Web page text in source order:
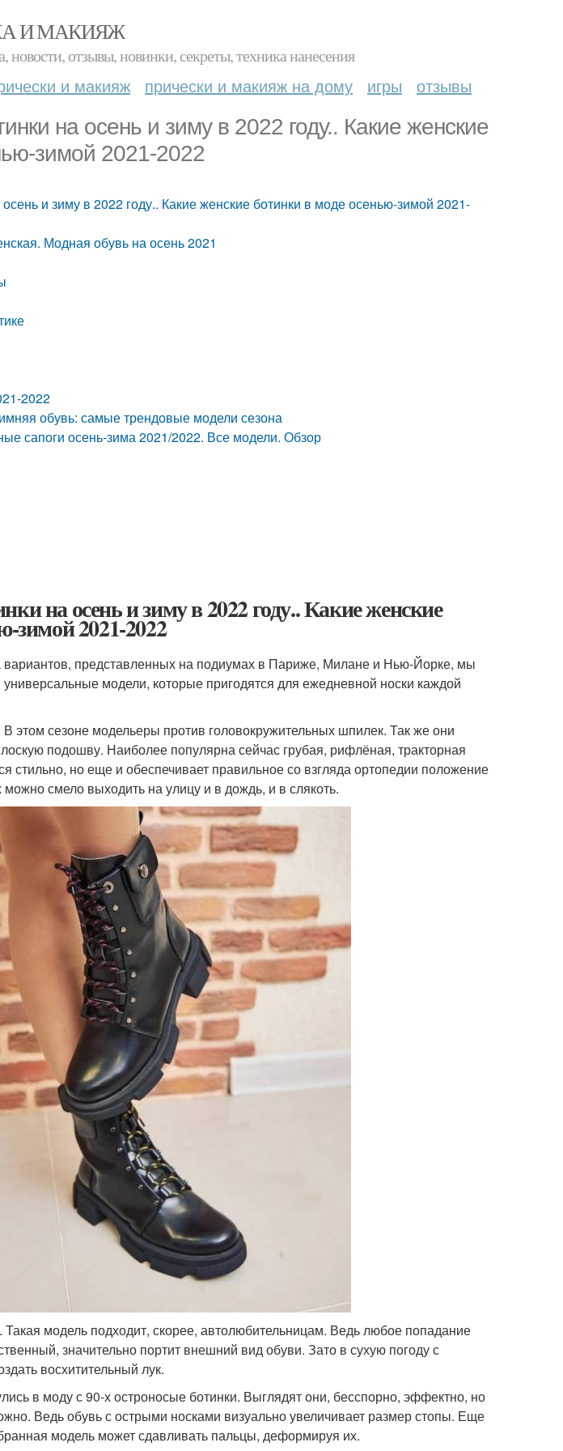
И МАКИЯЖ
отзывы, новинки, секреты, техника нанесения
и макияж прически и макияж на дому игры отзывы
на осень и зиму в 2022 году.. Какие женские
зимой 2021-2022
и зиму в 2022 году.. Какие женские ботинки в моде осенью-зимой 2021-
Модная обувь на осень 2021
2022
обувь: самые трендовые модели сезона
сапоги осень-зима 2021/2022. Все модели. Обзор
на осень и зиму в 2022 году.. Какие женские
зимой 2021-2022
вариантов, представленных на подиумах в Париже, Милане и Нью-Йорке, мы
модели, которые пригодятся для ежедневной носки каждой
этом сезоне модельеры против головокружительных шпилек. Так же они
подошву. Наиболее популярна сейчас грубая, рифлёная, тракторная
стильно, но еще и обеспечивает правильное со взгляда ортопедии положение
можно смело выходить на улицу и в дождь, и в слякоть.
Такая модель подходит, скорее, автолюбительницам. Ведь любое попадание
значительно портит внешний вид обуви. Зато в сухую погоду с
восхитительный лук.
в моду с 90-х остроносые ботинки. Выглядят они, бесспорно, эффектно, но
Ведь обувь с острыми носками визуально увеличивает размер стопы. Еще
модель может сдавливать пальцы, деформируя их.